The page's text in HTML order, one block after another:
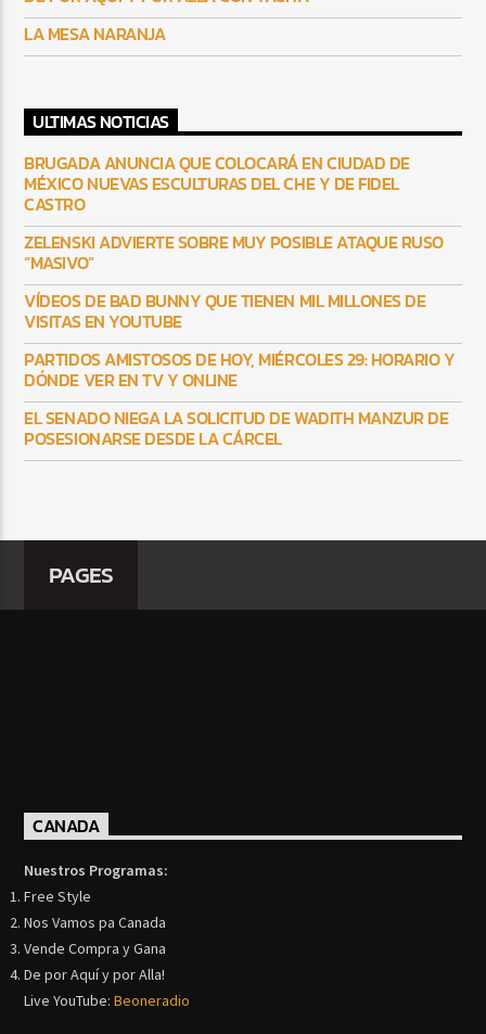
LA MESA NARANJA
ULTIMAS NOTICIAS
BRUGADA ANUNCIA QUE COLOCARÁ EN CIUDAD DE
MÉXICO NUEVAS ESCULTURAS DEL CHE Y DE FIDEL
CASTRO
ZELENSKI ADVIERTE SOBRE MUY POSIBLE ATAQUE RUSO
“MASIVO”
VÍDEOS DE BAD BUNNY QUE TIENEN MIL MILLONES DE
VISITAS EN YOUTUBE
PARTIDOS AMISTOSOS DE HOY, MIÉRCOLES 29: HORARIO Y
DÓNDE VER EN TV Y ONLINE
EL SENADO NIEGA LA SOLICITUD DE WADITH MANZUR DE
POSESIONARSE DESDE LA CÁRCEL
PAGES
CANADA
Nuestros Programas:
Free Style
Nos Vamos pa Canada
Vende Compra y Gana
De por Aquí y por Alla!
Live YouTube:Beoneradio